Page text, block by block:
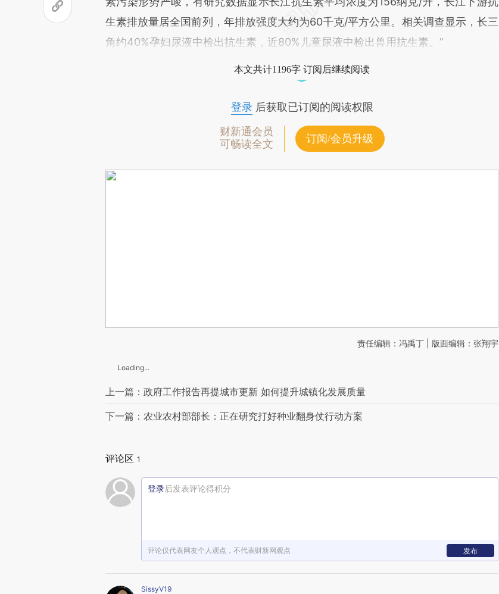
生素排放量居全国前列，年排放强度大约为60千克/平方公里。相关调查显示，长三
角约40%孕妇尿液中检出抗生素，近80%儿童尿液中检出兽用抗生素。”
本文共计1196字 订阅后继续阅读
登录后获取已订阅的阅读权限
财新通会员
可畅读全文
订阅/会员升级
责任编辑：冯禹丁 | 版面编辑：张翔宇
Loading...
上一篇：政府工作报告再提城市更新 如何提升城镇化发展质量
下一篇：农业农村部部长：正在研究打好种业翻身仗行动方案
评论区 1
登录后发表评论得积分
评论仅代表网友个人观点，不代表财新网观点 发布
SissyV19